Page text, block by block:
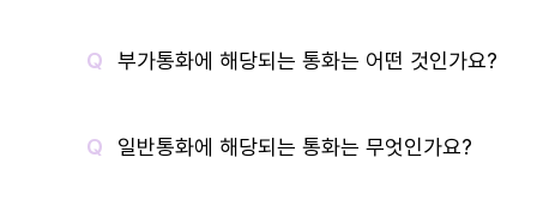
부가통화에 해당되는 통화는 어떤 것인가요?
일반통화에 해당되는 통화는 무엇인가요?